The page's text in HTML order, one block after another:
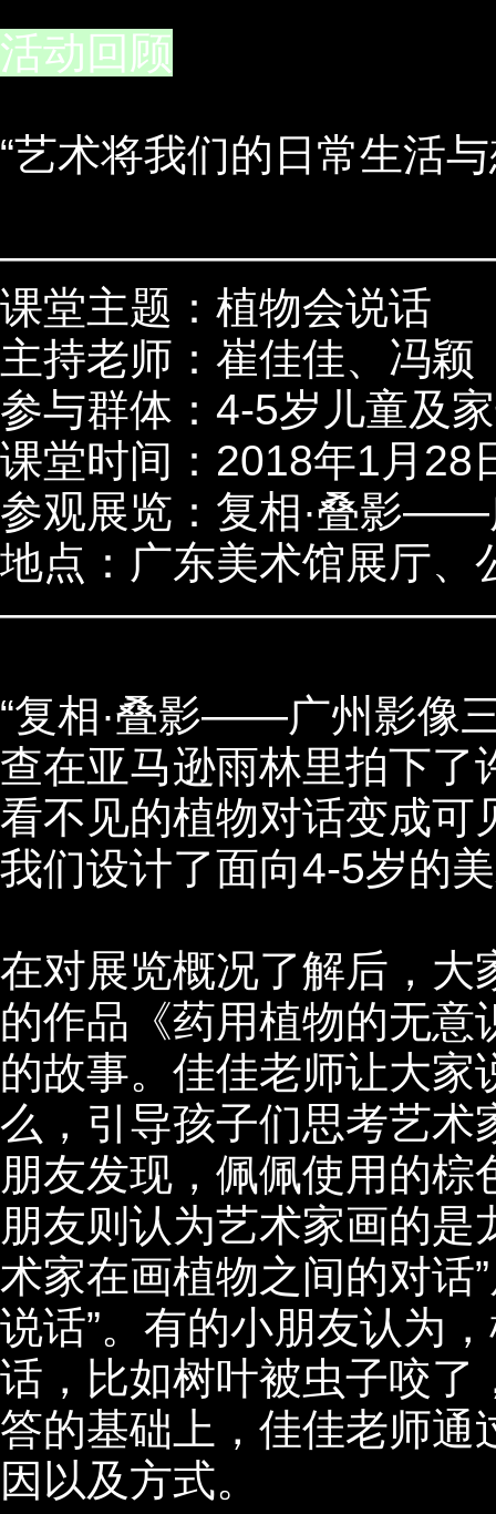
活动回顾
“艺术将我们的日常生活
课堂主题：植物会说话
主持老师：崔佳佳、冯
参与群体： 4-5岁儿童及
课堂时间： 2018年1 月 28
参观展览：复相·叠影——
地点：广东美术馆展厅、
“复相·叠影——广州影像
查在亚马逊雨林里拍下了
看不见的植物对话变成可
我们设计了面向4-5岁的
在对展览概况了解后，大
的作品《药用植物的无
的故事。佳佳老师让大家
么，引导孩子们思考艺术
朋友发现，佩佩使用的
朋友则认为艺术家画的是
术家在画植物之间的对话
说话”。有的小朋友认为
话，比如树叶被虫子咬了
答的基础上，佳佳老师通
因以及方式。